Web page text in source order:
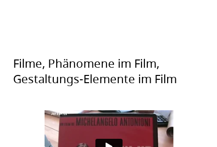
Filme, Phänomene im Film,
Gestaltungs-Elemente im Film